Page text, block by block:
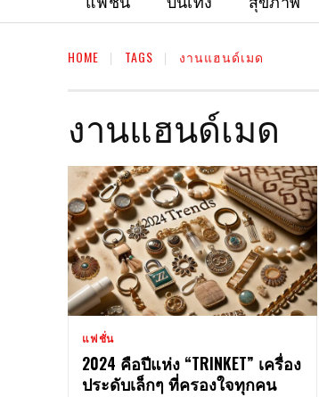
HOME TAGS งานแฮนด์เมด
งานแฮนด์เมด
แฟชั่น
2024 คือปีแห่ง “TRINKET” เครื่อง
ประดับเล็กๆ ที่ครองใจทุกคน